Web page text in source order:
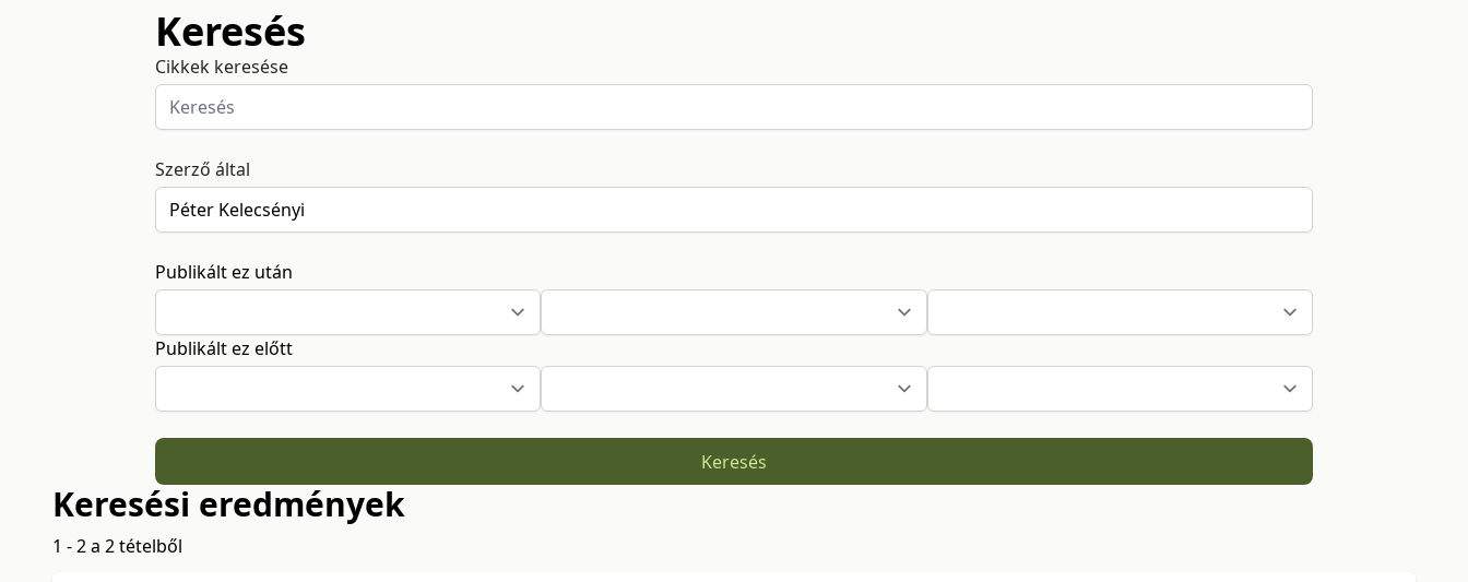
Keresés
Cikkek keresése
Szerző által
Publikált ez után
Publikált ez előtt
Keresés
Keresési eredmények
1 - 2 a 2 tételből